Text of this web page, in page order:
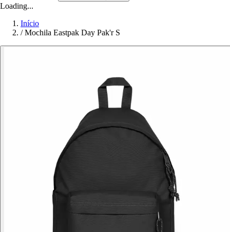
Loading...
Início
/ Mochila Eastpak Day Pak'r S